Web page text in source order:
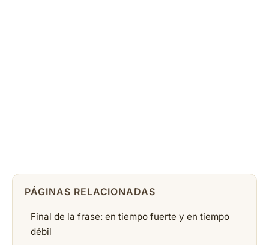
PÁGINAS RELACIONADAS
Final de la frase: en tiempo fuerte y en tiempo
débil